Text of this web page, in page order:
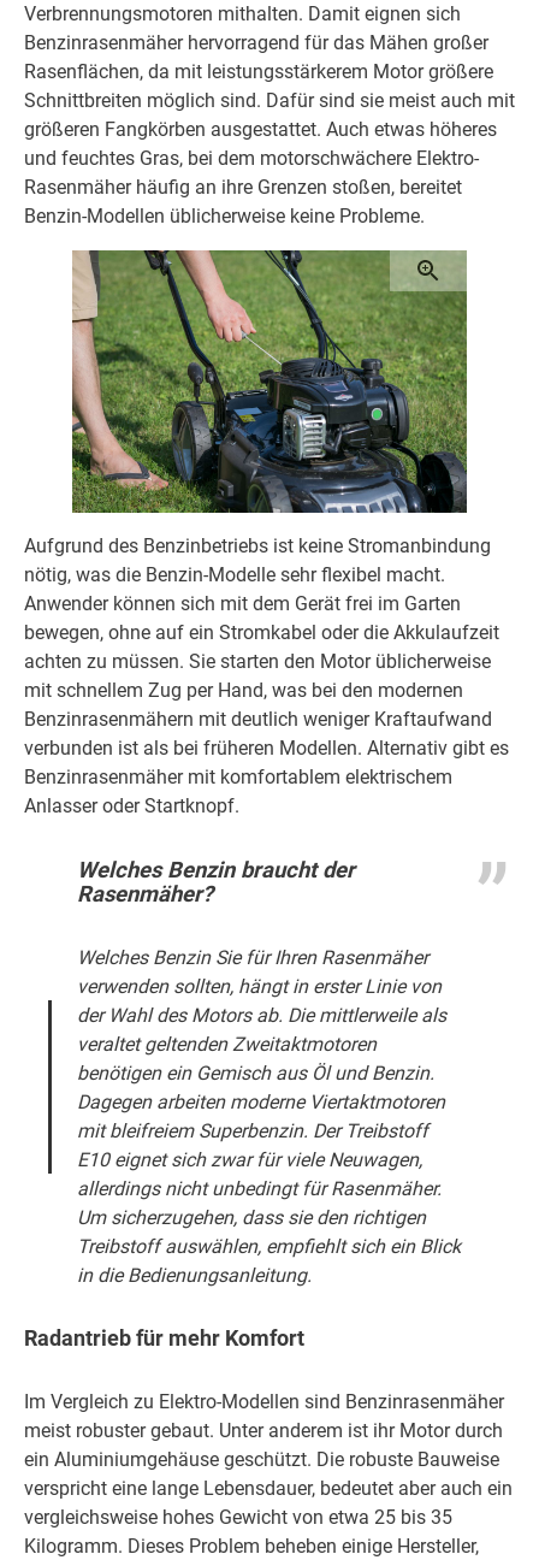
Verbrennungsmotoren mithalten. Damit eignen sich
Benzinrasenmäher hervorragend für das Mähen großer
Rasenflächen, da mit leistungsstärkerem Motor größere
Schnittbreiten möglich sind. Dafür sind sie meist auch mit
größeren Fangkörben ausgestattet. Auch etwas höheres
und feuchtes Gras, bei dem motorschwächere Elektro-
Rasenmäher häufig an ihre Grenzen stoßen, bereitet
Benzin-Modellen üblicherweise keine Probleme.
Aufgrund des Benzinbetriebs ist keine Stromanbindung
nötig, was die Benzin-Modelle sehr flexibel macht.
Anwender können sich mit dem Gerät frei im Garten
bewegen, ohne auf ein Stromkabel oder die Akkulaufzeit
achten zu müssen. Sie starten den Motor üblicherweise
mit schnellem Zug per Hand, was bei den modernen
Benzinrasenmähern mit deutlich weniger Kraftaufwand
verbunden ist als bei früheren Modellen. Alternativ gibt es
Benzinrasenmäher mit komfortablem elektrischem
Anlasser oder Startknopf.
Welches Benzin braucht der
Rasenmäher?
Welches Benzin Sie für Ihren Rasenmäher
verwenden sollten, hängt in erster Linie von
der Wahl des Motors ab. Die mittlerweile als
veraltet geltenden Zweitaktmotoren
benötigen ein Gemisch aus Öl und Benzin.
Dagegen arbeiten moderne Viertaktmotoren
mit bleifreiem Superbenzin. Der Treibstoff
E10 eignet sich zwar für viele Neuwagen,
allerdings nicht unbedingt für Rasenmäher.
Um sicherzugehen, dass sie den richtigen
Treibstoff auswählen, empfiehlt sich ein Blick
in die Bedienungsanleitung.
Radantrieb für mehr Komfort
Im Vergleich zu Elektro-Modellen sind Benzinrasenmäher
meist robuster gebaut. Unter anderem ist ihr Motor durch
ein Aluminiumgehäuse geschützt. Die robuste Bauweise
verspricht eine lange Lebensdauer, bedeutet aber auch ein
vergleichsweise hohes Gewicht von etwa 25 bis 35
Kilogramm. Dieses Problem beheben einige Hersteller,